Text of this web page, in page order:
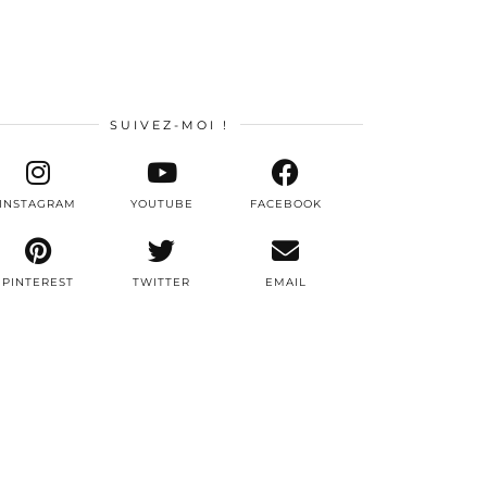
SUIVEZ-MOI !
TWITTER
INSTAGRAM FACEBOOK
PINTEREST
YOUTUBE
EMAIL